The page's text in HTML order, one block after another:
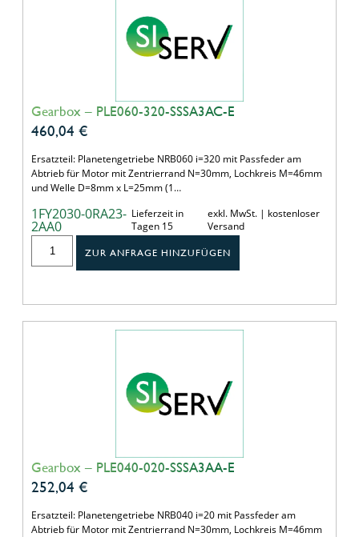
Gearbox – PLE060-320-SSSA3AC-E
460,04 €
Ersatzteil: Planetengetriebe NRB060 i=320 mit Passfeder am
Abtrieb für Motor mit Zentrierrand N=30mm, Lochkreis M=46mm
und Welle D=8mm x L=25mm (1…
1FY2030-0RA23-
2AA0
Lieferzeit in
Tagen 15
exkl. MwSt. | kostenloser
Versand
ZUR ANFRAGE HINZUFÜGEN
Gearbox – PLE040-020-SSSA3AA-E
252,04 €
Ersatzteil: Planetengetriebe NRB040 i=20 mit Passfeder am
Abtrieb für Motor mit Zentrierrand N=30mm, Lochkreis M=46mm